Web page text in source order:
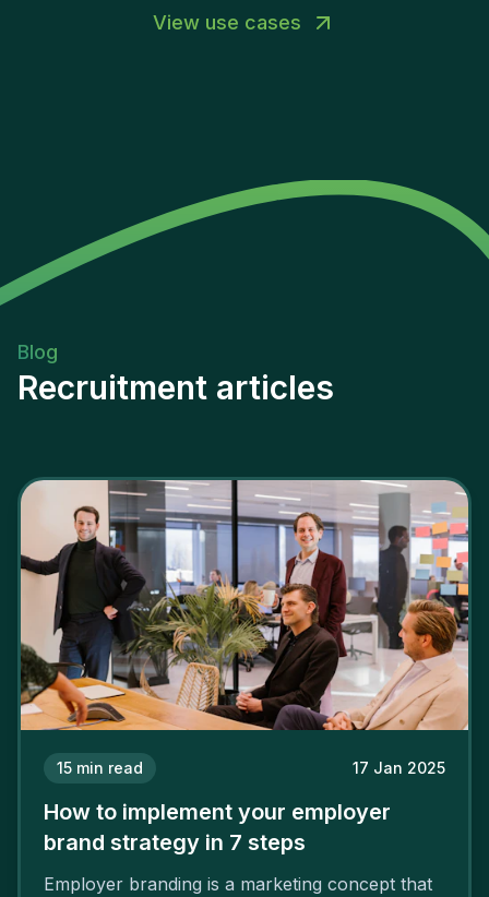
View use cases
Blog
Recruitment articles
15 min read 17 Jan 2025
How to implement your employer
brand strategy in 7 steps
Employer branding is a marketing concept that